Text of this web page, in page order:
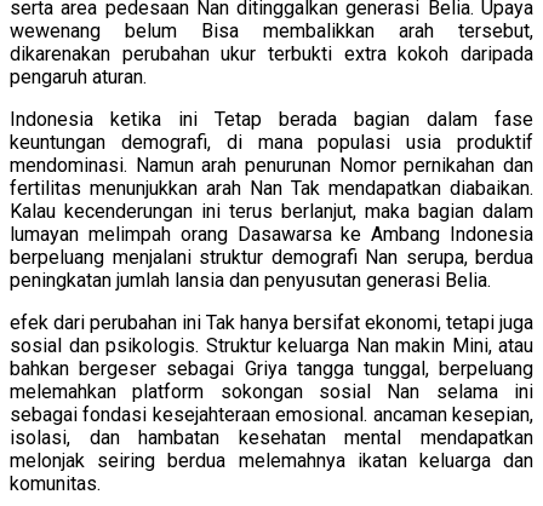
serta area pedesaan Nan ditinggalkan generasi Belia. Upaya
wewenang belum Bisa membalikkan arah tersebut,
dikarenakan perubahan ukur terbukti extra kokoh daripada
pengaruh aturan.
Indonesia ketika ini Tetap berada bagian dalam fase
keuntungan demografi, di mana populasi usia produktif
mendominasi. Namun arah penurunan Nomor pernikahan dan
fertilitas menunjukkan arah Nan Tak mendapatkan diabaikan.
Kalau kecenderungan ini terus berlanjut, maka bagian dalam
lumayan melimpah orang Dasawarsa ke Ambang Indonesia
berpeluang menjalani struktur demografi Nan serupa, berdua
peningkatan jumlah lansia dan penyusutan generasi Belia.
efek dari perubahan ini Tak hanya bersifat ekonomi, tetapi juga
sosial dan psikologis. Struktur keluarga Nan makin Mini, atau
bahkan bergeser sebagai Griya tangga tunggal, berpeluang
melemahkan platform sokongan sosial Nan selama ini
sebagai fondasi kesejahteraan emosional. ancaman kesepian,
isolasi, dan hambatan kesehatan mental mendapatkan
melonjak seiring berdua melemahnya ikatan keluarga dan
komunitas.